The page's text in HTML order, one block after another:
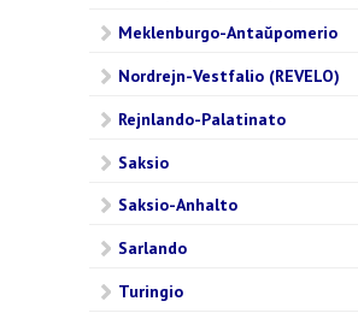
Meklenburgo-Antaŭpomerio
Nordrejn-Vestfalio (REVELO)
Rejnlando-Palatinato
Saksio
Saksio-Anhalto
Sarlando
Turingio